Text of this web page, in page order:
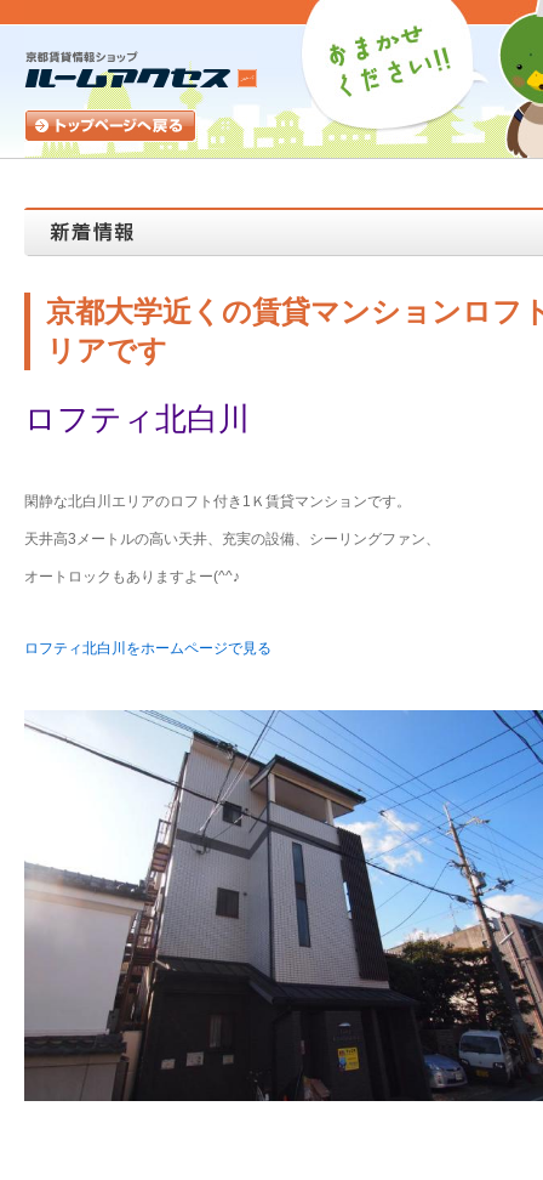
京都大学近くの賃貸マンションロフ
リアです
ロフティ北白川
閑静な北白川エリアのロフト付き1Ｋ賃貸マンションです。
天井高3メートルの高い天井、充実の設備、シーリングファン、
オートロックもありますよー(^^♪
ロフティ北白川をホームページで見る